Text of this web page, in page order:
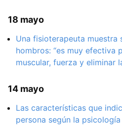
18 mayo
Una fisioterapeuta muestra
hombros: “es muy efectiva
muscular, fuerza y eliminar
14 mayo
Las características que
persona según la psicología